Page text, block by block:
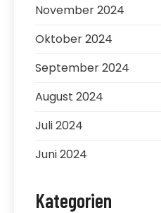
November 2024
Oktober 2024
September 2024
August 2024
Juli 2024
Juni 2024
Kategorien